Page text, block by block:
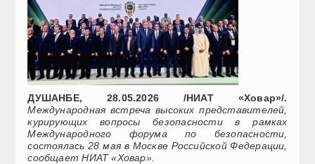
ДУШАНБЕ, 28.05.2026 /НИАТ «Ховар»/.
Международная встреча высоких представителей,
курирующих вопросы безопасности в рамках
Международного форума по безопасности,
состоялась 28 мая в Москве Российской Федерации,
сообщает НИАТ «Ховар».